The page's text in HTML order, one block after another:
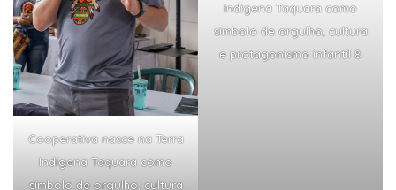
Cooperativa nasce na Terra
Indígena Taquara como
símbolo de orgulho, cultura
Indígena Taquara como
símbolo de orgulho, cultura
e protagonismo infantil 8